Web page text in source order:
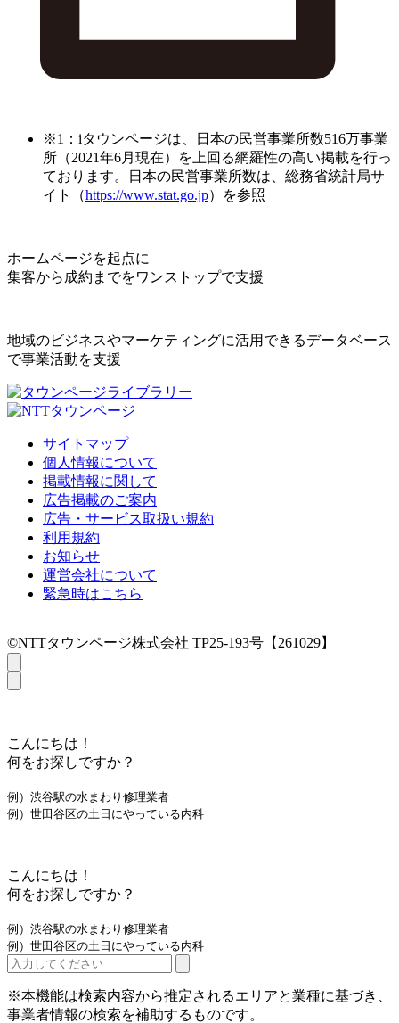
※1：iタウンページは、日本の民営事業所数516万事業
所（2021年6月現在）を上回る網羅性の高い掲載を行っ
ております。日本の民営事業所数は、総務省統計局サ
イト（https://www.stat.go.jp）を参照
ホームページを起点に
集客から成約までをワンストップで支援
地域のビジネスやマーケティングに活用できるデータベース
で事業活動を支援
サイトマップ
個人情報について
掲載情報に関して
広告掲載のご案内
広告・サービス取扱い規約
利用規約
お知らせ
運営会社について
緊急時はこちら
©NTTタウンページ株式会社 TP25-193号【261029】
こんにちは！
何をお探しですか？
例）渋谷駅の水まわり修理業者
例）世田谷区の土日にやっている内科
こんにちは！
何をお探しですか？
例）渋谷駅の水まわり修理業者
例）世田谷区の土日にやっている内科
※本機能は検索内容から推定されるエリアと業種に基づき、
事業者情報の検索を補助するものです。